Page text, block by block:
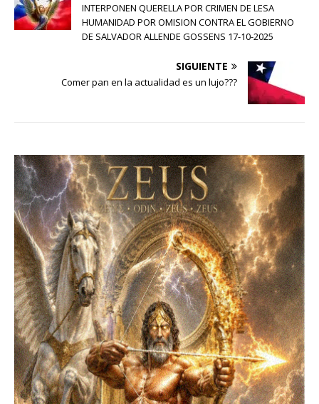
INTERPONEN QUERELLA POR CRIMEN DE LESA
HUMANIDAD POR OMISION CONTRA EL GOBIERNO
DE SALVADOR ALLENDE GOSSENS 17-10-2025
SIGUIENTE
Comer pan en la actualidad es un lujo???